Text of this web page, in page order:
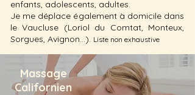
enfants, adolescents, adultes.
Je me déplace également à domicile dans
le Vaucluse (Loriol du Comtat, Monteux,
Sorgues, Avignon…). Liste non exhaustive
Massage
Californien